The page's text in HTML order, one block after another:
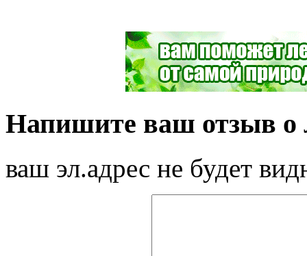
Напишите ваш отзыв о
ваш эл.адрес не будет